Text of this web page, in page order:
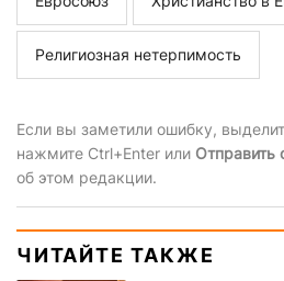
Религиозная нетерпимость
Если вы заметили ошибку,
нажмите Ctrl+Enter или Отправить
об этом редакции.
ЧИТАЙТЕ ТАКЖЕ